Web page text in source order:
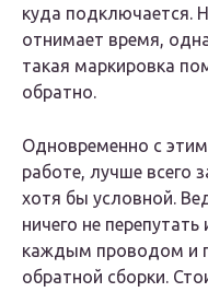
куда подключается.
отнимает время,
такая маркировка
обратно.
Одновременно с этим
работе, лучше всего
хотя бы условной.
ничего не
каждым проводом и
обратной сборки.